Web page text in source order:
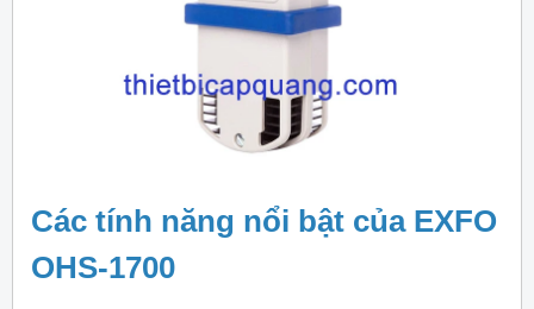
Các tính năng nổi bật của EXFO
OHS-1700